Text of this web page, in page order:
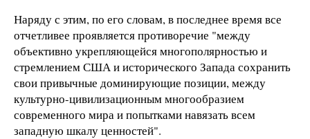
Наряду с этим, по его словам, в последнее время все
отчетливее проявляется противоречие "между
объективно укрепляющейся многополярностью и
стремлением США и исторического Запада сохранить
свои привычные доминирующие позиции, между
культурно-цивилизационным многообразием
современного мира и попытками навязать всем
западную шкалу ценностей".